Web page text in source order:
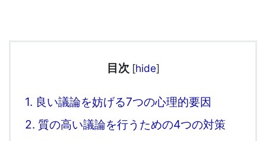
目次 [hide]
1. 良い議論を妨げる7つの心理的要因
2. 質の高い議論を行うための4つの対策